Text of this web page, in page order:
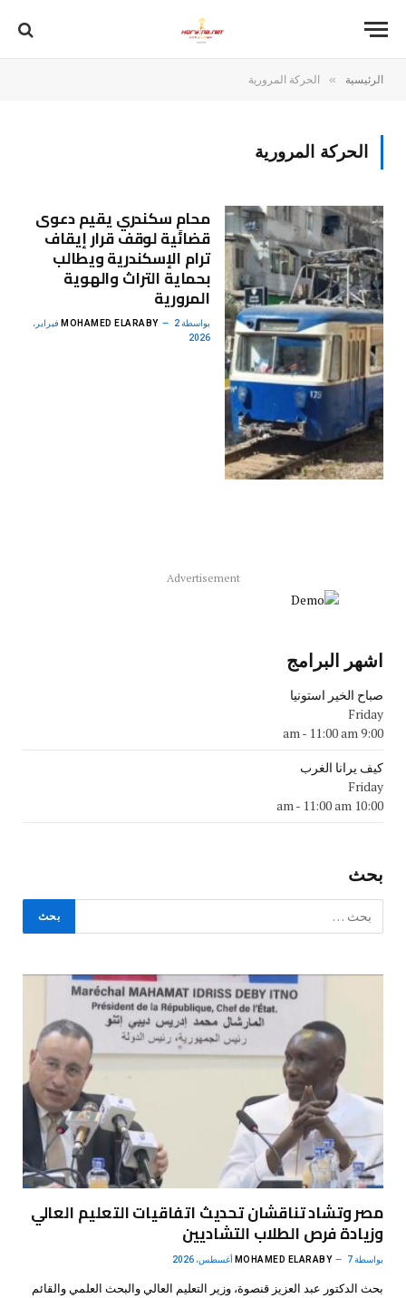
الرئيسية » الحركة المرورية
الحركة المرورية
محامٍ سكندري يقيم دعوى
قضائية لوقف قرار إيقاف
ترام الإسكندرية ويطالب
بحماية التراث والهوية
المرورية
بواسطة MOHAMED ELARABY 2 فبراير،
2026
Advertisement
اشهر البرامج
صباح الخير استونيا
Friday
9:00 am
- 11:00 am
كيف يرانا الغرب
Friday
10:00 am
- 11:00 am
بحث
مصر وتشاد تناقشان تحديث اتفاقيات التعليم العالي
وزيادة فرص الطلاب التشاديين
بواسطة MOHAMED ELARABY 7 أغسطس، 2026
بحث الدكتور عبد العزيز قنصوة، وزير التعليم العالي والبحث العلمي والقائم